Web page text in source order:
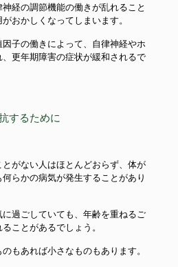
経の調節機能の働きが乱れること
おかしくなってしまいます。
子の働きによって、自律神経やホ
更年期障害の症状が緩和されるで
するために
がない人はほとんどおらず、体が
らかの病気が発生することがあり
過ごしていても、年齢を重ねるご
ことがあるでしょう。
もあれば小さなものもあります。